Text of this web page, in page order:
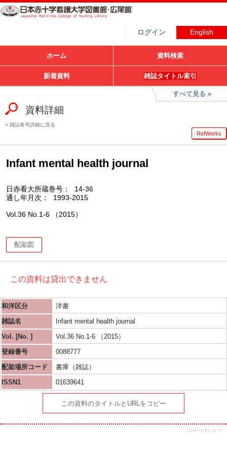
ログイン English
ホーム 資料検索
新着資料 雑誌タイトル索引
すべて見る
資料詳細
雑誌各号詳細に戻る
RefWorks
Infant mental health journal
日赤看大所蔵巻号
14-36
通し年月次
1993-2015
Vol.36 No.1-6 （2015）
配架図
この資料は貸出できません
和洋区分
洋書
雑誌名
Infant mental health journal
Vol. [No. ]
Vol.36 No.1-6 （2015）
登録番号
0088777
配架場所コード
書庫（雑誌）
ISSN1
01639641
この資料のタイトルとURLをコピー
このサービスについて